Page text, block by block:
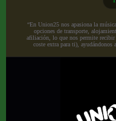
“En Union25 nos apasiona la
opciones de transporte,
afiliación, lo que nos permite recibir
coste extra para ti), ayudándonos